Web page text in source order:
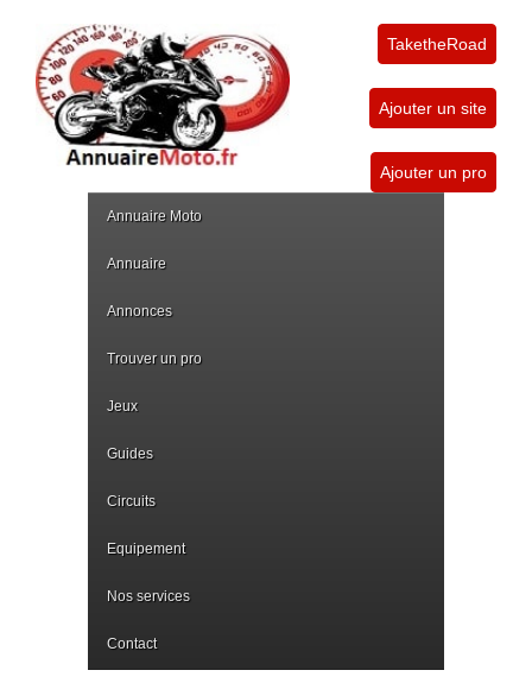
TaketheRoad
Ajouter un site
Ajouter un pro
Annuaire Moto
Annuaire
Annonces
Trouver un pro
Jeux
Guides
Circuits
Equipement
Nos services
Contact